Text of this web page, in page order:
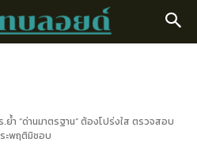
.ย้ำ “ด่านมาตรฐาน” ต้องโปร่งใส ตรวจสอบ
ะพฤติมิชอบ